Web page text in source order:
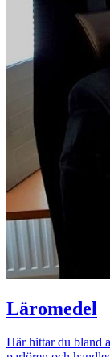
Läromedel
Här hittar du bland